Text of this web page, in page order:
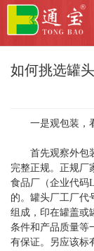
如何挑选罐
一是观包装，
首先观察外包
完整正规。正规厂
食品厂（企业代码
的。罐头厂工厂代
组成，印在罐盖或
条件和产品质量等
有保证。另应该标